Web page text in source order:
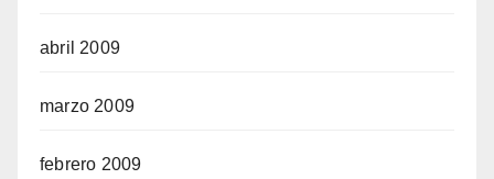
abril 2009
marzo 2009
febrero 2009